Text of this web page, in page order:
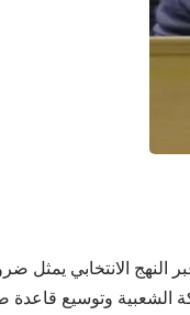
النهج الانتخابي يمثل
وتوسيع قاعدة